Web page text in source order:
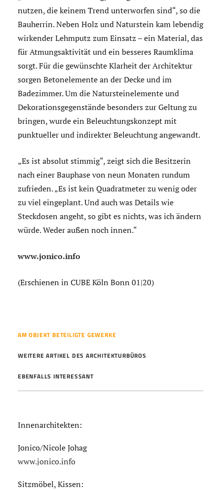
nutzen, die keinem Trend unterworfen sind“, so die
Bauherrin. Neben Holz und Naturstein kam lebendig
wirkender Lehmputz zum Einsatz – ein Material, das
für Atmungsaktivität und ein besseres Raumklima
sorgt. Für die gewünschte Klarheit der Architektur
sorgen Betonelemente an der Decke und im
Badezimmer. Um die Natursteinelemente und
Dekorationsgegenstände besonders zur Geltung zu
bringen, wurde ein Beleuchtungskonzept mit
punktueller und indirekter Beleuchtung angewandt.
„Es ist absolut stimmig“, zeigt sich die Besitzerin
nach einer Bauphase von neun Monaten rundum
zufrieden. „Es ist kein Quadratmeter zu wenig oder
zu viel eingeplant. Und auch was Details wie
Steckdosen angeht, so gibt es nichts, was ich ändern
würde. Weder außen noch innen.“
www.jonico.info
(Erschienen in CUBE Köln Bonn 01|20)
AM OBJEKT BETEILIGTE GEWERKE
WEITERE ARTIKEL DES ARCHITEKTURBÜROS
EBENFALLS INTERESSANT
Innenarchitekten:
Jonico/Nicole Johag
www.jonico.info
Sitzmöbel, Kissen: